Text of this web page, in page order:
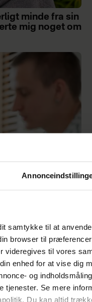
samtykke til at
browser til
videregives til vores
enhed for at vise dig
og
tjenester. Se mere
Du kan altid
minde fra sin
mig noget om